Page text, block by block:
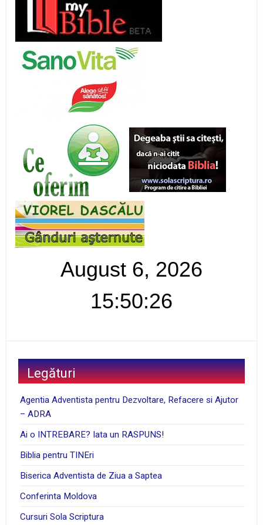
August 6, 2026
15:50:26
Legături
Agentia Adventista pentru Dezvoltare, Refacere si Ajutor
– ADRA
Ai o INTREBARE? Iata un RASPUNS!
Biblia pentru TINEri
Biserica Adventista de Ziua a Saptea
Conferinta Moldova
Cursuri Sola Scriptura